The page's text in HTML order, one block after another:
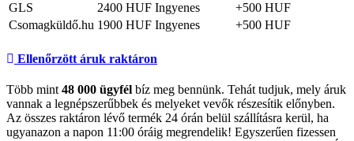
GLS
2400 HUF Ingyenes
+500 HUF
Csomagküldő.hu 1900 HUF Ingyenes +500 HUF
Ellenőrzött áruk raktáron
Több mint 48 000 ügyfél bíz meg bennünk. Tehát tudjuk, mely áruk
vannak a legnépszerűbbek és melyeket vevők részesítik előnyben.
Az összes raktáron lévő termék 24 órán belül szállításra kerül, ha
ugyanazon a napon 11:00 óráig megrendelik! Egyszerűen fizessen